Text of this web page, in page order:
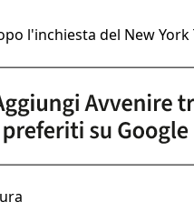
l'inchiesta del New